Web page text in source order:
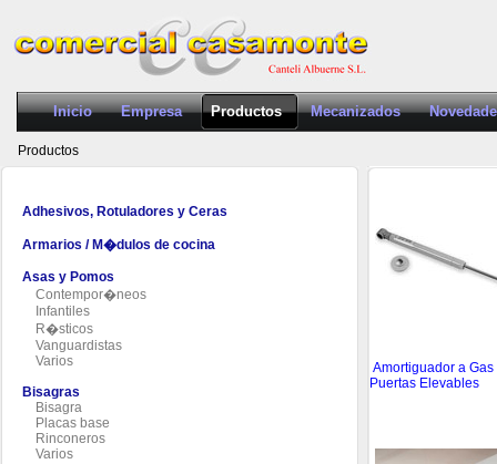
Inicio Empresa Productos Mecanizados
Productos
Adhesivos, Rotuladores y Ceras
Armarios / M�dulos de cocina
Asas y Pomos
Contempor�neos
Infantiles
R�sticos
Vanguardistas
Varios
Bisagras
Bisagra
Placas base
Rinconeros
Varios
Amortiguador a Gas
Puertas Elevables